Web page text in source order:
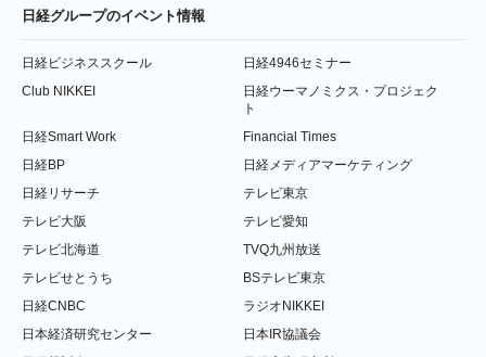
日経グループのイベント情報
日経ビジネススクール
日経4946セミナー
Club NIKKEI
日経ウーマノミクス・プロジェク
ト
日経Smart Work
Financial Times
日経BP
日経メディアマーケティング
日経リサーチ
テレビ東京
テレビ大阪
テレビ愛知
テレビ北海道
TVQ九州放送
テレビせとうち
BSテレビ東京
日経CNBC
ラジオNIKKEI
日本経済研究センター
日本IR協議会